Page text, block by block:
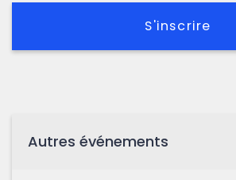
S'inscrire
Autres événements